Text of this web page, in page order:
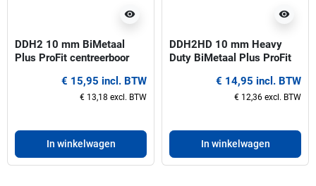
visibility
DDH2 10 mm BiMetaal
Plus ProFit centreerboor
€ 15,95 incl. BTW
€ 13,18 excl. BTW
In winkelwagen
visibility
DDH2HD 10 mm Heavy
Duty BiMetaal Plus ProFit
32-210 mm€ 14,95 incl. BTW
€ 12,36 excl. BTW
In winkelwagen